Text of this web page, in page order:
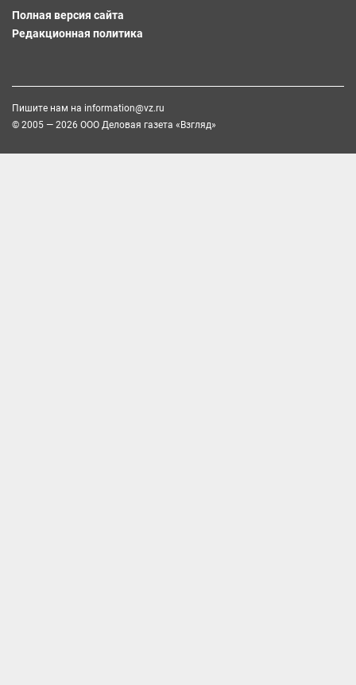
Полная версия сайта
Редакционная политика
Пишите нам на information@vz.ru
© 2005 — 2026 ООО Деловая газета «Взгляд»